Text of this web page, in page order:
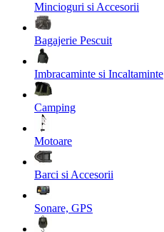
Mincioguri si Accesorii
Bagajerie Pescuit
Imbracaminte si Incaltaminte
Camping
Motoare
Barci si Accesorii
Sonare, GPS